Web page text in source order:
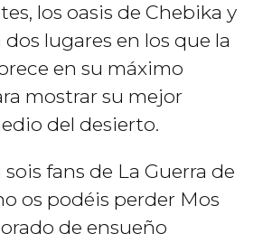
los oasis de Chebika y
lugares en los que la
en su máximo
mostrar su mejor
del desierto.
sois fans de La Guerra de
os podéis perder Mos
de ensueño